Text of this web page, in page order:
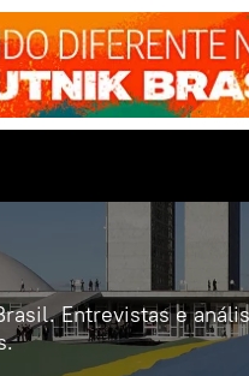
Entrevistas e